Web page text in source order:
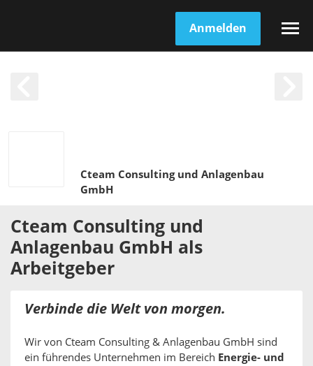
Anmelden
Cteam Consulting und Anlagenbau
GmbH
Cteam Consulting und
Anlagenbau GmbH als
Arbeitgeber
Verbinde die Welt von morgen.
Wir von Cteam Consulting & Anlagenbau GmbH sind
ein führendes Unternehmen im Bereich Energie- und